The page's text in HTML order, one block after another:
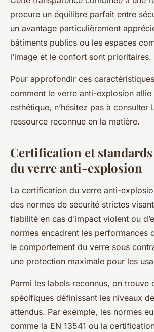
procure un équilibre parfait entre
un avantage particulièrement
bâtiments publics ou les espaces
l’image et le confort sont prioritaires.
Pour approfondir ces
comment le verre anti-explosion allie
esthétique, n’hésitez pas à consulter
ressource reconnue en la matière.
Certification et
du verre anti-explosion
La certification du verre anti-
des normes de sécurité strictes
fiabilité en cas d’impact violent ou
normes encadrent les performances
le comportement du verre sous
une protection maximale pour les
Parmi les labels reconnus, on trouve
spécifiques définissant les niveaux
attendus. Par exemple, les normes
comme la EN 13541 ou la